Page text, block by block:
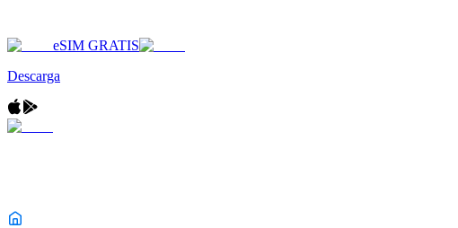
eSIM GRATIS
Descarga